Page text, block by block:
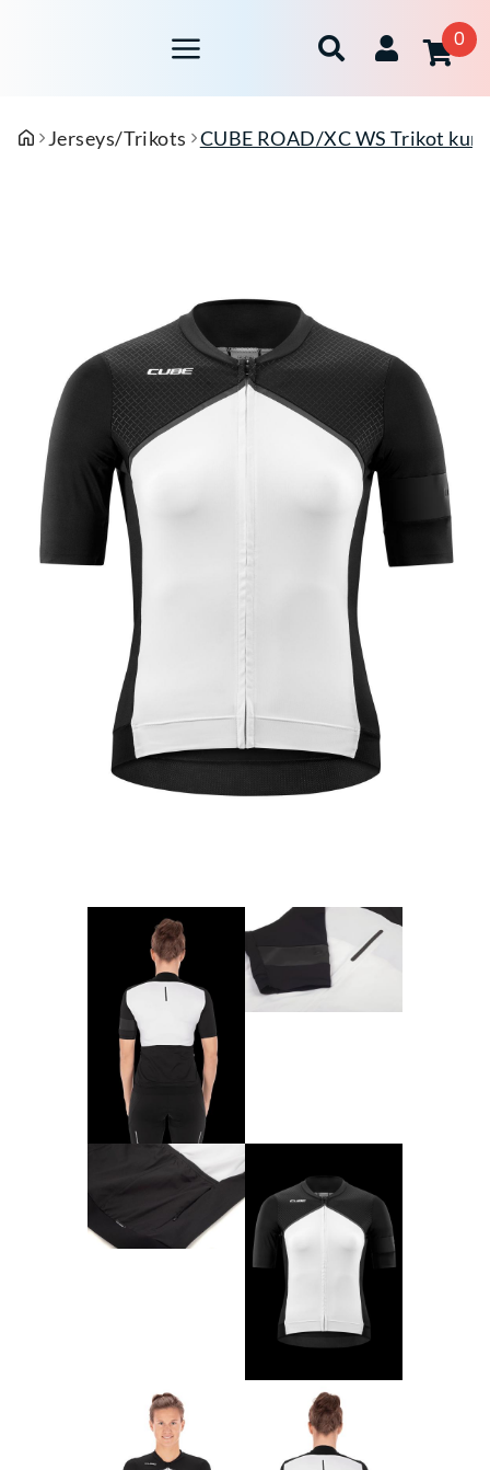
0
Jerseys/Trikots CUBE ROAD/XC WS Trikot